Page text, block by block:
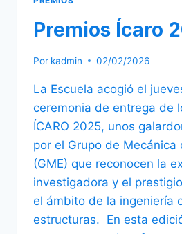
Premios Ícaro
Por kadmin 02/02/2026
La Escuela acogió el
ceremonia de entrega de
ÍCARO 2025, unos
por el Grupo de Mecánica
(GME) que reconocen la
investigadora y el
el ámbito de la ingeniería
estructuras. En esta